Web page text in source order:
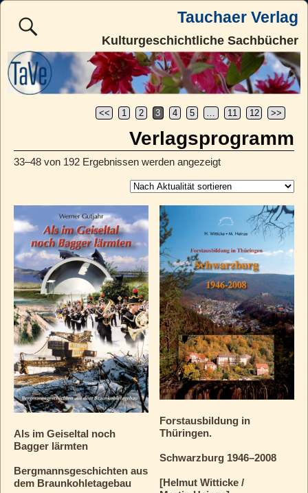
Tauchaer Verlag
Kulturgeschichtliche Sachbücher
<< 1 2 3 4 5 11 12 >>
Verlagsprogramm
33–48 von 192 Ergebnissen werden angezeigt
Als im Geiseltal noch
Bagger lärmten
Bergmannsgeschichten aus
dem Braunkohletagebau
Forstausbildung in
Thüringen.
Schwarzburg 1946–2008
[Helmut Witticke /